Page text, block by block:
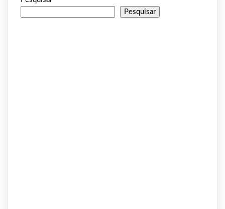
Pesquisar